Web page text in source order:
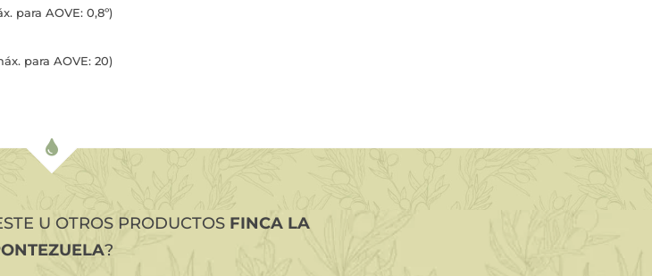
para AOVE: 0,8º)
para AOVE: 20)
U OTROS PRODUCTOS FINCA LA
?